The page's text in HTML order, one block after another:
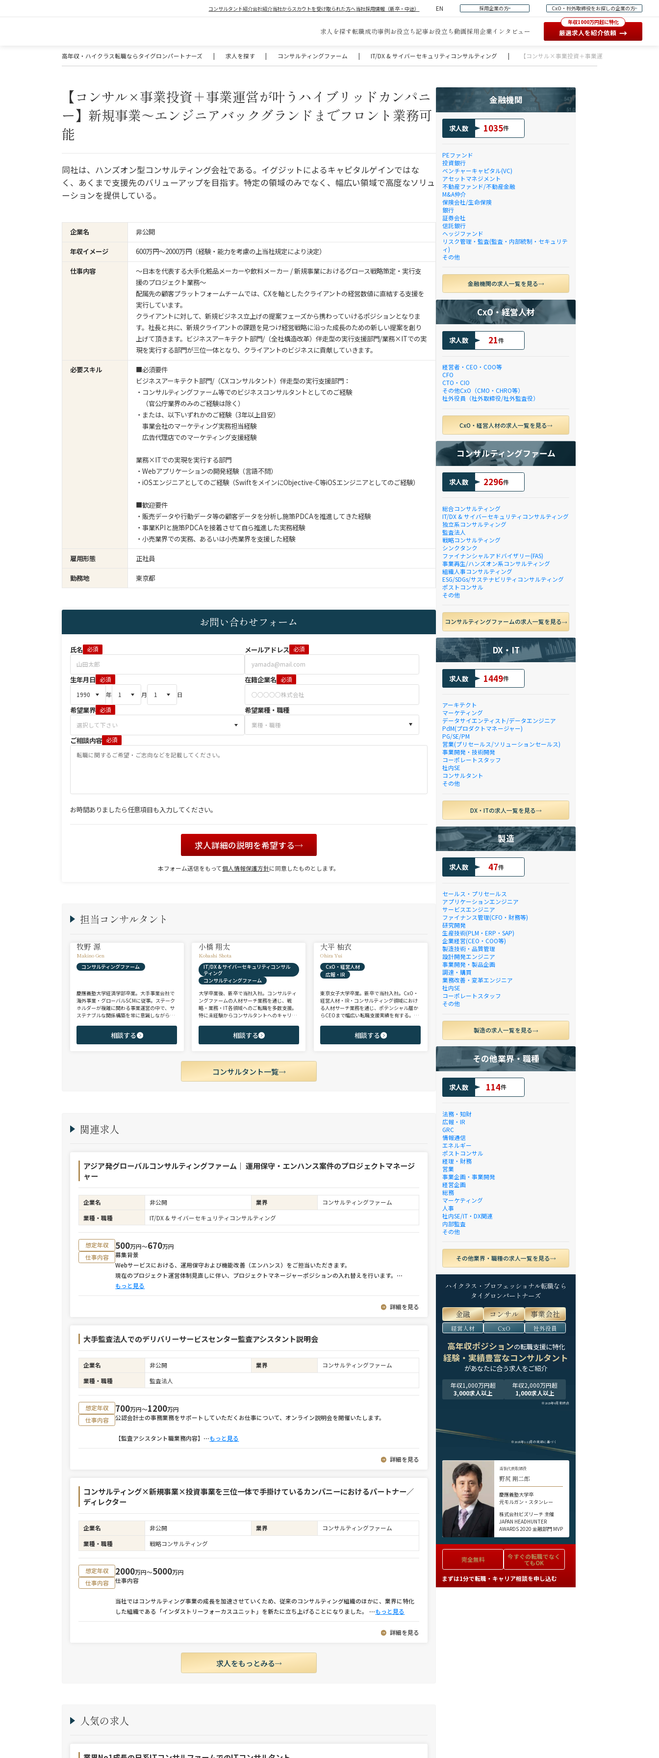
コンサルタント紹介会社紹介当社からスカウトを受け取られた方へ当社採用情報（新卒・中途） EN 採用企業の方 CxO・社外取締役をお探しの企業の方
求人を探す転職成功事例お役立ち記事お役立ち動画採用企業インタビュー
年収1000万円超に特化
厳選求人を紹介依頼 →
高年収・ハイクラス転職ならタイグロンパートナーズ | 求人を探す | コンサルティングファーム | IT/DX & サイバーセキュリティコンサルティング | 【コンサル×事業投資＋事業運営が叶うハイブリ
【コンサル×事業投資＋事業運営が叶うハイブリッドカンパニ
ー】新規事業～エンジニアバックグランドまでフロント業務可
能
同社は、ハンズオン型コンサルティング会社である。イグジットによるキャピタルゲインではな
く、あくまで支援先のバリューアップを目指す。特定の領域のみでなく、幅広い領域で高度なソリュ
ーションを提供している。
企業名
非公開
年収イメージ
600万円〜2000万円（経験・能力を考慮の上当社規定により決定）
仕事内容
～日本を代表する大手化粧品メーカーや飲料メーカー / 新規事業におけるグロース戦略策定・実行支
援のプロジェクト業務～
配属先の顧客プラットフォームチームでは、CXを軸としたクライアントの経営数値に直結する支援を
実行しています。
クライアントに対して、新規ビジネス立上げの提案フェーズから携わっていけるポジションとなりま
す。社長と共に、新規クライアントの課題を見つけ経営戦略に沿った成長のための新しい提案を創り
上げて頂きます。ビジネスアーキテクト部門/（全社構造改革）伴走型の実行支援部門/業務×ITでの実
現を実行する部門が三位一体となり、クライアントのビジネスに貢献していきます。
必要スキル
■必須要件
ビジネスアーキテクト部門/（CXコンサルタント）伴走型の実行支援部門：
・コンサルティングファーム等でのビジネスコンサルタントとしてのご経験
（官公庁業界のみのご経験は除く）
・または、以下いずれかのご経験（3年以上目安）
事業会社のマーケティング実務担当経験
広告代理店でのマーケティング支援経験
業務×ITでの実現を実行する部門
・Webアプリケーションの開発経験（言語不問）
・iOSエンジニアとしてのご経験（SwiftをメインにObjective-C等iOSエンジニアとしてのご経験）
■歓迎要件
・販売データや行動データ等の顧客データを分析し施策PDCAを推進してきた経験
・事業KPIと施策PDCAを接着させて自ら推進した実務経験
・小売業界での実務、あるいは小売業界を支援した経験
雇用形態
正社員
勤務地
東京都
お問い合わせフォーム
氏名 必須 メールアドレス 必須
生年月日 必須
年
月 日
在籍企業名 必須
希望業界 必須 希望業種・職種
ご相談内容 必須
お時間ありましたら任意項目も入力してください。
求人詳細の説明を希望する
本フォーム送信をもって個人情報保護方針に同意したものとします。
担当コンサルタント
牧野 源
Makino Gen
コンサルティングファーム
慶應義塾大学経済学部卒業。大手事業会社で
海外事業・グローバルSCMに従事。ステーク
ホルダーが複雑に関わる事業運営の中で、サ
ステナブルな関係構築を常に意識しながら意
商社、投資銀行、大手事業会社を始めとする
幅広い領域で、若手～エグゼクティブまでご
相談する
小橋 翔太
Kobashi Shota
IT/DX & サイバーセキュリティコンサル
ティング
コンサルティングファーム
大学卒業後、新卒で当社入社。コンサルティ
ングファームの人材サーチ業務を通じ、戦
略・業務・IT各領域へのご転職を多数支援。
特に未経験からコンサルタントへのキャリア
ご志向と市場動向を踏まえ最適なキャリアを
ご提案させていただきます。
相談する
大平 柚衣
Ohira Yui
CxO・経営人材
広報・IR
東京女子大学卒業。新卒で当社入社。CxO・
経営人材・IR・コンサルティング領域におけ
る人材サーチ業務を通じ、ポテンシャル層か
らCEOまで幅広い転職支援実績を有する。コ
領域を中心に担当。未経験・ポテンシャル層
からミドル・ハイクラス層まで、年代・職階
相談する
コンサルタント一覧
関連求人
アジア発グローバルコンサルティングファーム｜ 運用保守・エンハンス案件のプロジェクトマネージ
ャー
企業名 非公開 業界
コンサルティングファーム
業種・職種
IT/DX & サイバーセキュリティコンサルティング
想定年収 500万円〜670万円
仕事内容
募集背景
Webサービスにおける、運用保守および機能改善（エンハンス）をご担当いただきます。
現在のプロジェクト運営体制見直しに伴い、プロジェクトマネージャーポジションの入れ替えを行います。 ⋯
もっと見る
詳細を見る
大手監査法人でのデリバリーサービスセンター監査アシスタント説明会
企業名 非公開 業界
コンサルティングファーム
業種・職種
監査法人
想定年収 700万円〜1200万円
仕事内容
公認会計士の事務業務をサポートしていただくお仕事について、オンライン説明会を開催いたします。
【監査アシスタント職業務内容】 ⋯もっと見る
詳細を見る
コンサルティング×新規事業×投資事業を三位一体で手掛けているカンパニーにおけるパートナー／
ディレクター
企業名 非公開 業界
コンサルティングファーム
業種・職種
戦略コンサルティング
想定年収 2000万円〜5000万円
仕事内容
仕事内容
当社ではコンサルティング事業の成長を加速させていくため、従来のコンサルティング組織のほかに、業界に特化
した組織である「インダストリーフォーカスユニット」を新たに立ち上げることになりました。 ⋯もっと見る
詳細を見る
求人をもっとみる
人気の求人
金融機関
求人数 1035件
PEファンド
投資銀行
ベンチャーキャピタル(VC)
アセットマネジメント
不動産ファンド/不動産金融
M&A仲介
保険会社/生命保険
銀行
証券会社
信託銀行
ヘッジファンド
リスク管理・監査(監査・内部統制・セキュリテ
ィ)
その他
金融機関の求人一覧を見る
CxO・経営人材
求人数 21件
経営者・CEO・COO等
CFO
CTO・CIO
その他CxO（CMO・CHRO等）
社外役員（社外取締役/社外監査役）
CxO・経営人材の求人一覧を見る
コンサルティングファーム
求人数 2296件
総合コンサルティング
IT/DX & サイバーセキュリティコンサルティング
独立系コンサルティング
監査法人
戦略コンサルティング
シンクタンク
ファイナンシャルアドバイザリー(FAS)
事業再生/ハンズオン系コンサルティング
組織人事コンサルティング
ESG/SDGs/サステナビリティコンサルティング
ポストコンサル
その他
コンサルティングファームの求人一覧を見る
DX・IT
求人数 1449件
アーキテクト
マーケティング
データサイエンティスト/データエンジニア
PdM(プロダクトマネージャー)
PG/SE/PM
営業(プリセールス/ソリューションセールス)
事業開発・技術開発
コーポレートスタッフ
社内SE
コンサルタント
その他
DX・ITの求人一覧を見る
製造
求人数 47件
セールス・プリセールス
アプリケーションエンジニア
サービスエンジニア
ファイナンス管理(CFO・財務等)
研究開発
生産技術(PLM・ERP・SAP)
企業経営(CEO・COO等)
製造技術・品質管理
設計開発エンジニア
事業開発・製品企画
調達・購買
業務改善・変革エンジニア
社内SE
コーポレートスタッフ
その他
製造の求人一覧を見る
その他業界・職種
求人数 114件
法務・知財
広報・IR
GRC
情報通信
エネルギー
ポストコンサル
経理・財務
営業
事業企画・事業開発
経営企画
総務
マーケティング
人事
社内SE/IT・DX関連
内部監査
その他
その他業界・職種の求人一覧を見る
ハイクラス・プロフェッショナル転職なら
タイグロンパートナーズ
金融 コンサル 事業会社
経営人材 CxO 社外役員
高年収ポジションの転職支援に特化
経験・実績豊富なコンサルタント
があなたに合う求人をご紹介
年収1,000万円超
3,000求人以上
年収2,000万円超
1,000求人以上
※2025年9月末時点
※2024年1-12月の実績に基づく
当社代表取締役
野尻 剛二郎
慶應義塾大学卒
元モルガン・スタンレー
株式会社ビズリーチ 主催
JAPAN HEADHUNTER
AWARDS 2020 金融部門 MVP
完全無料 今すぐの転職でなく
てもOK
まずは1分で転職・キャリア相談を申し込む